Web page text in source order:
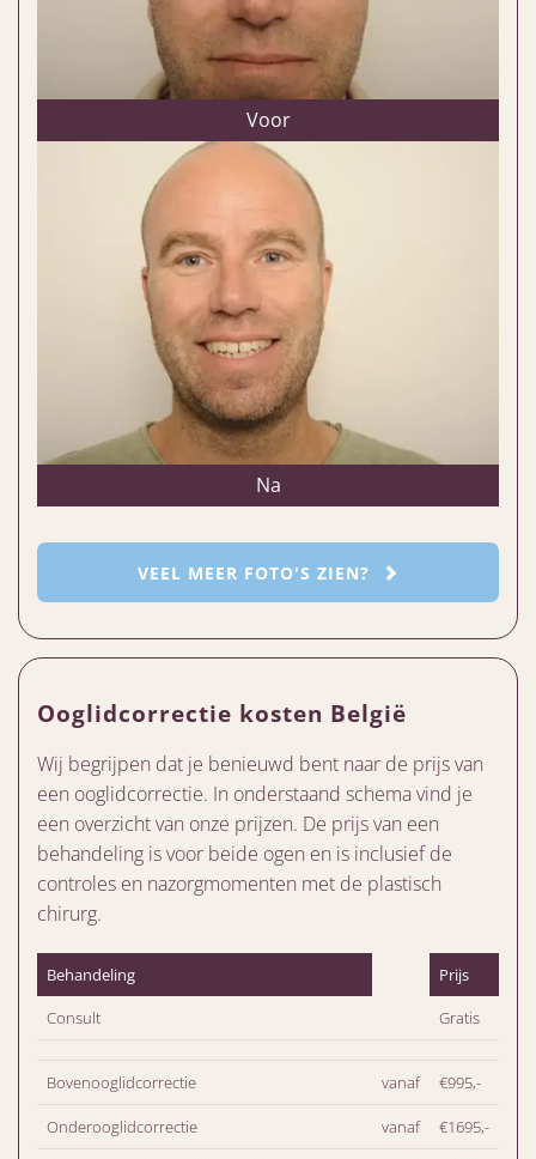
Voor
Na
VEEL MEER FOTO'S ZIEN?
Ooglidcorrectie kosten België
Wij begrijpen dat je benieuwd bent naar de prijs van
een ooglidcorrectie. In onderstaand schema vind je
een overzicht van onze prijzen. De prijs van een
behandeling is voor beide ogen en is inclusief de
controles en nazorgmomenten met de plastisch
chirurg.
Behandeling
Prijs
Consult
Gratis
Bovenooglidcorrectie vanaf €995,-
Onderooglidcorrectie vanaf €1695,-